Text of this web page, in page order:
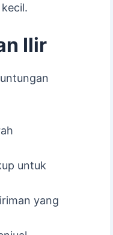
Ilir
untuk
yang